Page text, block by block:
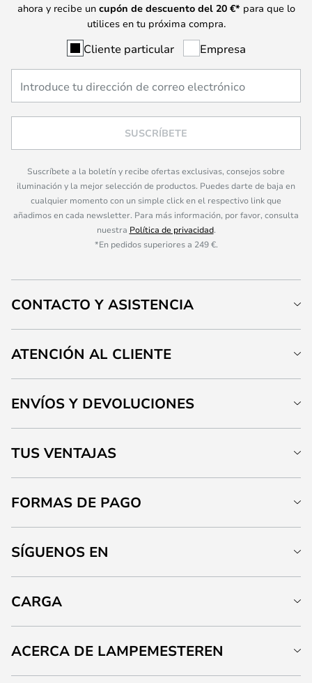
ahora y recibe un cupón de descuento del 20 €* para que lo
utilices en tu próxima compra.
Cliente particular Empresa
SUSCRÍBETE
Suscríbete a la boletín y recibe ofertas exclusivas, consejos sobre
iluminación y la mejor selección de productos. Puedes darte de baja en
cualquier momento con un simple click en el respectivo link que
añadimos en cada newsletter. Para más información, por favor, consulta
nuestra Política de privacidad.
*En pedidos superiores a 249 €.
CONTACTO Y ASISTENCIA
ATENCIÓN AL CLIENTE
ENVÍOS Y DEVOLUCIONES
TUS VENTAJAS
FORMAS DE PAGO
SÍGUENOS EN
CARGA
ACERCA DE LAMPEMESTEREN